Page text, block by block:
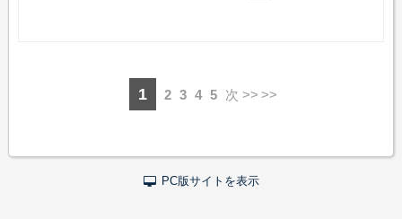
1 2 3 4 5 次 >>
PC版サイトを表示